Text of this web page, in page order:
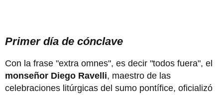
Primer día de cónclave
Con la frase "extra omnes", es decir "todos fuera", el
monseñor Diego Ravelli, maestro de las
celebraciones litúrgicas del sumo pontífice, oficializó